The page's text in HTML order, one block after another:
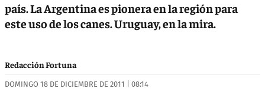
país. La Argentina es pionera en la región para
este uso de los canes. Uruguay, en la mira.
Redacción Fortuna
DOMINGO 18 DE DICIEMBRE DE 2011 | 08:14